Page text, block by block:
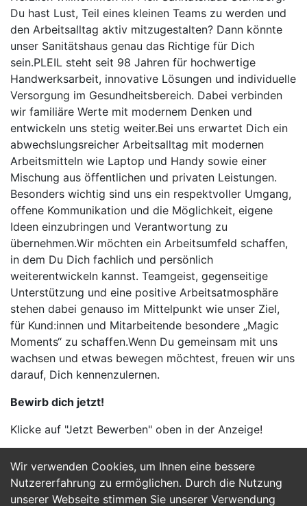
Wir verwenden Cookies, um Ihnen eine bessere
Nutzererfahrung zu ermöglichen. Durch die Nutzung
unserer Webseite stimmen Sie unserer Verwendung
Du hast Lust, Teil eines kleinen Teams zu werden und
den Arbeitsalltag aktiv mitzugestalten? Dann könnte
unser Sanitätshaus genau das Richtige für Dich
sein.PLEIL steht seit 98 Jahren für hochwertige
Handwerksarbeit, innovative Lösungen und individuelle
Versorgung im Gesundheitsbereich. Dabei verbinden
wir familiäre Werte mit modernem Denken und
entwickeln uns stetig weiter.Bei uns erwartet Dich ein
abwechslungsreicher Arbeitsalltag mit modernen
Arbeitsmitteln wie Laptop und Handy sowie einer
Mischung aus öffentlichen und privaten Leistungen.
Besonders wichtig sind uns ein respektvoller Umgang,
offene Kommunikation und die Möglichkeit, eigene
Ideen einzubringen und Verantwortung zu
übernehmen.Wir möchten ein Arbeitsumfeld schaffen,
in dem Du Dich fachlich und persönlich
weiterentwickeln kannst. Teamgeist, gegenseitige
Unterstützung und eine positive Arbeitsatmosphäre
stehen dabei genauso im Mittelpunkt wie unser Ziel,
für Kund:innen und Mitarbeitende besondere „Magic
Moments“ zu schaffen.Wenn Du gemeinsam mit uns
wachsen und etwas bewegen möchtest, freuen wir uns
darauf, Dich kennenzulernen.
Bewirb dich jetzt!
Klicke auf "Jetzt Bewerben" oben in der Anzeige!
Jetzt Bewerben